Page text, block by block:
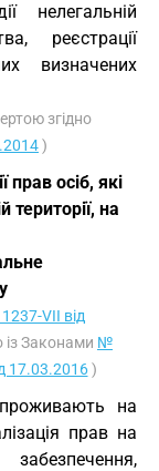
нелегальній
реєстрації
визначених
згідно
)
прав осіб, які
на
VII від
із Законами №
17.03.2016)
на
прав на